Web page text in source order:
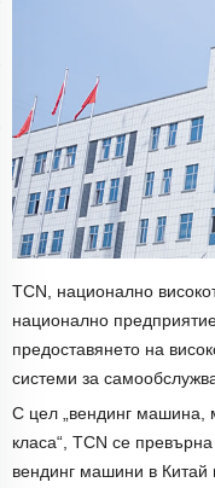
TCN, национално
национално
предоставянето на
системи за
С цел „вендинг машина,
класа“, TCN се
вендинг машини в Китай